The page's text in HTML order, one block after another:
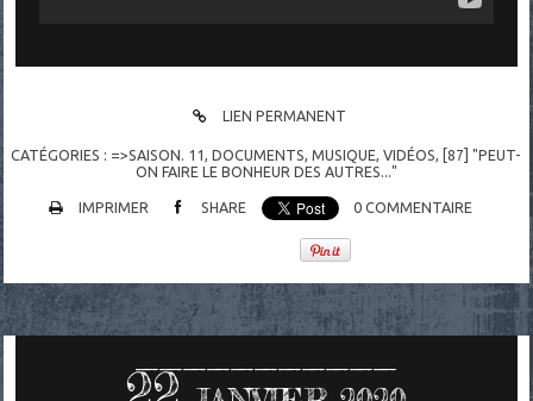
LIEN PERMANENT
CATÉGORIES : =>SAISON. 11 ,DOCUMENTS ,MUSIQUE ,VIDÉOS
[87] "PEUT-
ON FAIRE LE BONHEUR DES AUTRES..."
IMPRIMER SHARE 0 COMMENTAIRE